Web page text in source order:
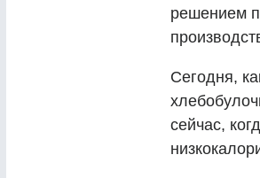
решением
Сегодня,
сейчас,